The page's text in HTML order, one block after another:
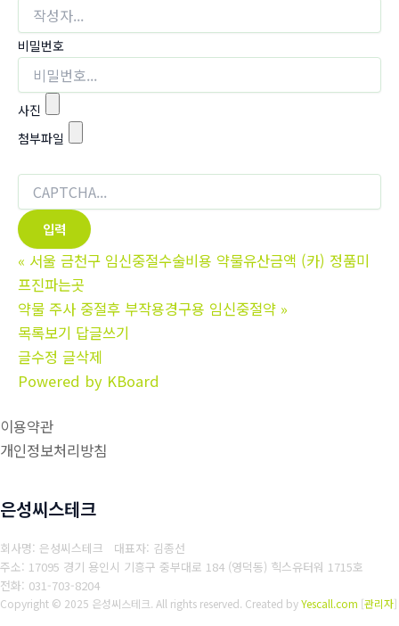
비밀번호
사진
첨부파일
« 서울 금천구 임신중절수술비용 약물유산금액 (카) 정품미
프진파는곳
약물 주사 중절후 부작용경구용 임신중절약 »
목록보기 답글쓰기
글수정 글삭제
Powered by KBoard
이용약관
개인정보처리방침
은성씨스테크
회사명: 은성씨스테크 대표자: 김종선
주소: 17095 경기 용인시 기흥구 중부대로 184 (영덕동) 힉스유터워 1715호
전화: 031-703-8204
Copyright © 2025 은성씨스테크. All rights reserved. Created byYescall.com [관리자]